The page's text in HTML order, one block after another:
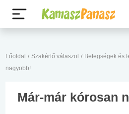
Főoldal / Szakértő válaszol / Betegségek és
nagyobb!
Már-már kórosan